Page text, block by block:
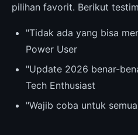
pilihan favorit. Berikut
"Tidak ada yang bisa
Power User
"Update 2026 benar-
Tech Enthusiast
"Wajib coba untuk